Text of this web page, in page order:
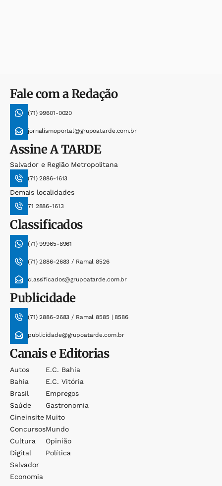
Fale com a Redação
(71) 99601-0020
jornalismoportal@grupoatarde.com.br
AssineA TARDE
Salvador e Região Metropolitana
(71) 2886-1613
Demais localidades
71 2886-1613
Classificados
(71) 99965-8961
(71) 2886-2683 / Ramal 8526
classificados@grupoatarde.com.br
Publicidade
(71) 2886-2683 / Ramal 8585 | 8586
publicidade@grupoatarde.com.br
Canais e Editorias
Autos
Bahia
Brasil
Saúde
Cineinsite
Concursos
Cultura
Digital
Salvador
Economia
E.c. Bahia
E.c. Vitória
Empregos
Gastronomia
Muito
Mundo
Opinião
Política